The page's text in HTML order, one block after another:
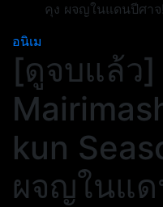
คุง ผจญในแดนปีศาจ!
อนิเม
[ดูจบแล้ว]
kun
ผจญในแ